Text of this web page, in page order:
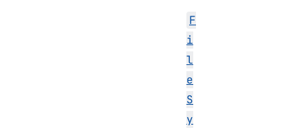
F
i
l
e
S
y